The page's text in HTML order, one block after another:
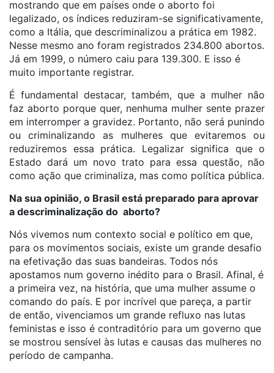
mostrando que em países onde o aborto foi
legalizado, os índices reduziram-se significativamente,
como a Itália, que descriminalizou a prática em 1982.
Nesse mesmo ano foram registrados 234.800 abortos.
Já em 1999, o número caiu para 139.300. E isso é
muito importante registrar.
É fundamental destacar, também, que a mulher não
faz aborto porque quer, nenhuma mulher sente prazer
em interromper a gravidez. Portanto, não será punindo
ou criminalizando as mulheres que evitaremos ou
reduziremos essa prática. Legalizar significa que o
Estado dará um novo trato para essa questão, não
como ação que criminaliza, mas como política pública.
Na sua opinião, o Brasil está preparado para aprovar
a descriminalização do aborto?
Nós vivemos num contexto social e político em que,
para os movimentos sociais, existe um grande desafio
na efetivação das suas bandeiras. Todos nós
apostamos num governo inédito para o Brasil. Afinal, é
a primeira vez, na história, que uma mulher assume o
comando do país. E por incrível que pareça, a partir
de então, vivenciamos um grande refluxo nas lutas
feministas e isso é contraditório para um governo que
se mostrou sensível às lutas e causas das mulheres no
período de campanha.